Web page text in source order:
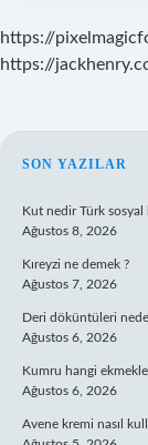
https://
https://
SON YAZILAR
Kut nedir Türk sosyal
Ağustos 8, 2026
Kıreyzi ne demek ?
Ağustos 7, 2026
Deri döküntüleri
Ağustos 6, 2026
Kumru hangi ekmekle
Ağustos 6, 2026
Avene kremi nasıl